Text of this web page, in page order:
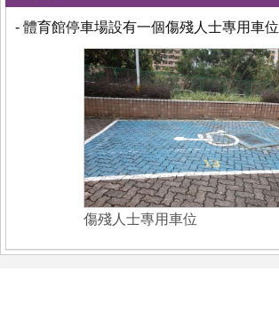
- 體育館停車場設有一個傷殘人士專用車位
傷殘人士專用車位